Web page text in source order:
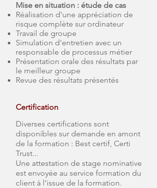
Mise en situation : étude de cas
Réalisation d'une appréciation de
risque complète sur ordinateur
Travail de groupe
Simulation d'entretien avec un
responsable de processus métier
Présentation orale des résultats par
le meilleur groupe
Revue des résultats présentés
Certification
Diverses certifications sont
disponibles sur demande en amont
de la formation : Best certif, Certi
Trust...
Une attestation de stage nominative
est envoyée au service formation du
client à l'issue de la formation.